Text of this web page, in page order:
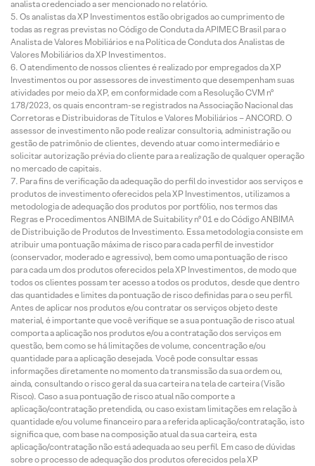
analista credenciado a ser mencionado no relatório.
Os analistas da XP Investimentos estão obrigados ao cumprimento de
todas as regras previstas no Código de Conduta da APIMEC Brasil para o
Analista de Valores Mobiliários e na Política de Conduta dos Analistas de
Valores Mobiliários da XP Investimentos.
O atendimento de nossos clientes é realizado por empregados da XP
Investimentos ou por assessores de investimento que desempenham suas
atividades por meio da XP, em conformidade com a Resolução CVM nº
178/2023, os quais encontram-se registrados na Associação Nacional das
Corretoras e Distribuidoras de Títulos e Valores Mobiliários – ANCORD. O
assessor de investimento não pode realizar consultoria, administração ou
gestão de patrimônio de clientes, devendo atuar como intermediário e
solicitar autorização prévia do cliente para a realização de qualquer operação
no mercado de capitais.
Para fins de verificação da adequação do perfil do investidor aos serviços e
produtos de investimento oferecidos pela XP Investimentos, utilizamos a
metodologia de adequação dos produtos por portfólio, nos termos das
Regras e Procedimentos ANBIMA de Suitability nº 01 e do Código ANBIMA
de Distribuição de Produtos de Investimento. Essa metodologia consiste em
atribuir uma pontuação máxima de risco para cada perfil de investidor
(conservador, moderado e agressivo), bem como uma pontuação de risco
para cada um dos produtos oferecidos pela XP Investimentos, de modo que
todos os clientes possam ter acesso a todos os produtos, desde que dentro
das quantidades e limites da pontuação de risco definidas para o seu perfil.
Antes de aplicar nos produtos e/ou contratar os serviços objeto deste
material, é importante que você verifique se a sua pontuação de risco atual
comporta a aplicação nos produtos e/ou a contratação dos serviços em
questão, bem como se há limitações de volume, concentração e/ou
quantidade para a aplicação desejada. Você pode consultar essas
informações diretamente no momento da transmissão da sua ordem ou,
ainda, consultando o risco geral da sua carteira na tela de carteira (Visão
Risco). Caso a sua pontuação de risco atual não comporte a
aplicação/contratação pretendida, ou caso existam limitações em relação à
quantidade e/ou volume financeiro para a referida aplicação/contratação, isto
significa que, com base na composição atual da sua carteira, esta
aplicação/contratação não está adequada ao seu perfil. Em caso de dúvidas
sobre o processo de adequação dos produtos oferecidos pela XP